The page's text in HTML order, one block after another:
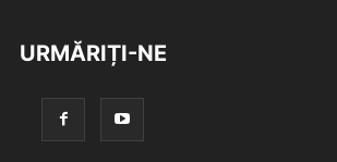
URMĂRIȚI-NE